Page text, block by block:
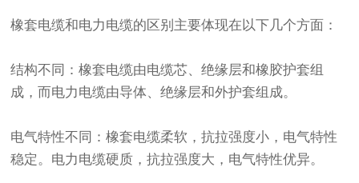
橡套电缆和电力电缆的区别主要体现在以下几个方面：
结构不同：橡套电缆由电缆芯、绝缘层和橡胶护套组
成，而电力电缆由导体、绝缘层和外护套组成。
电气特性不同：橡套电缆柔软，抗拉强度小，电气特性
稳定。电力电缆硬质，抗拉强度大，电气特性优异。